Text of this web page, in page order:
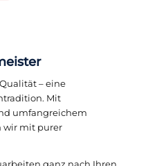
– eine
Mit
umfangreichem
wir mit purer